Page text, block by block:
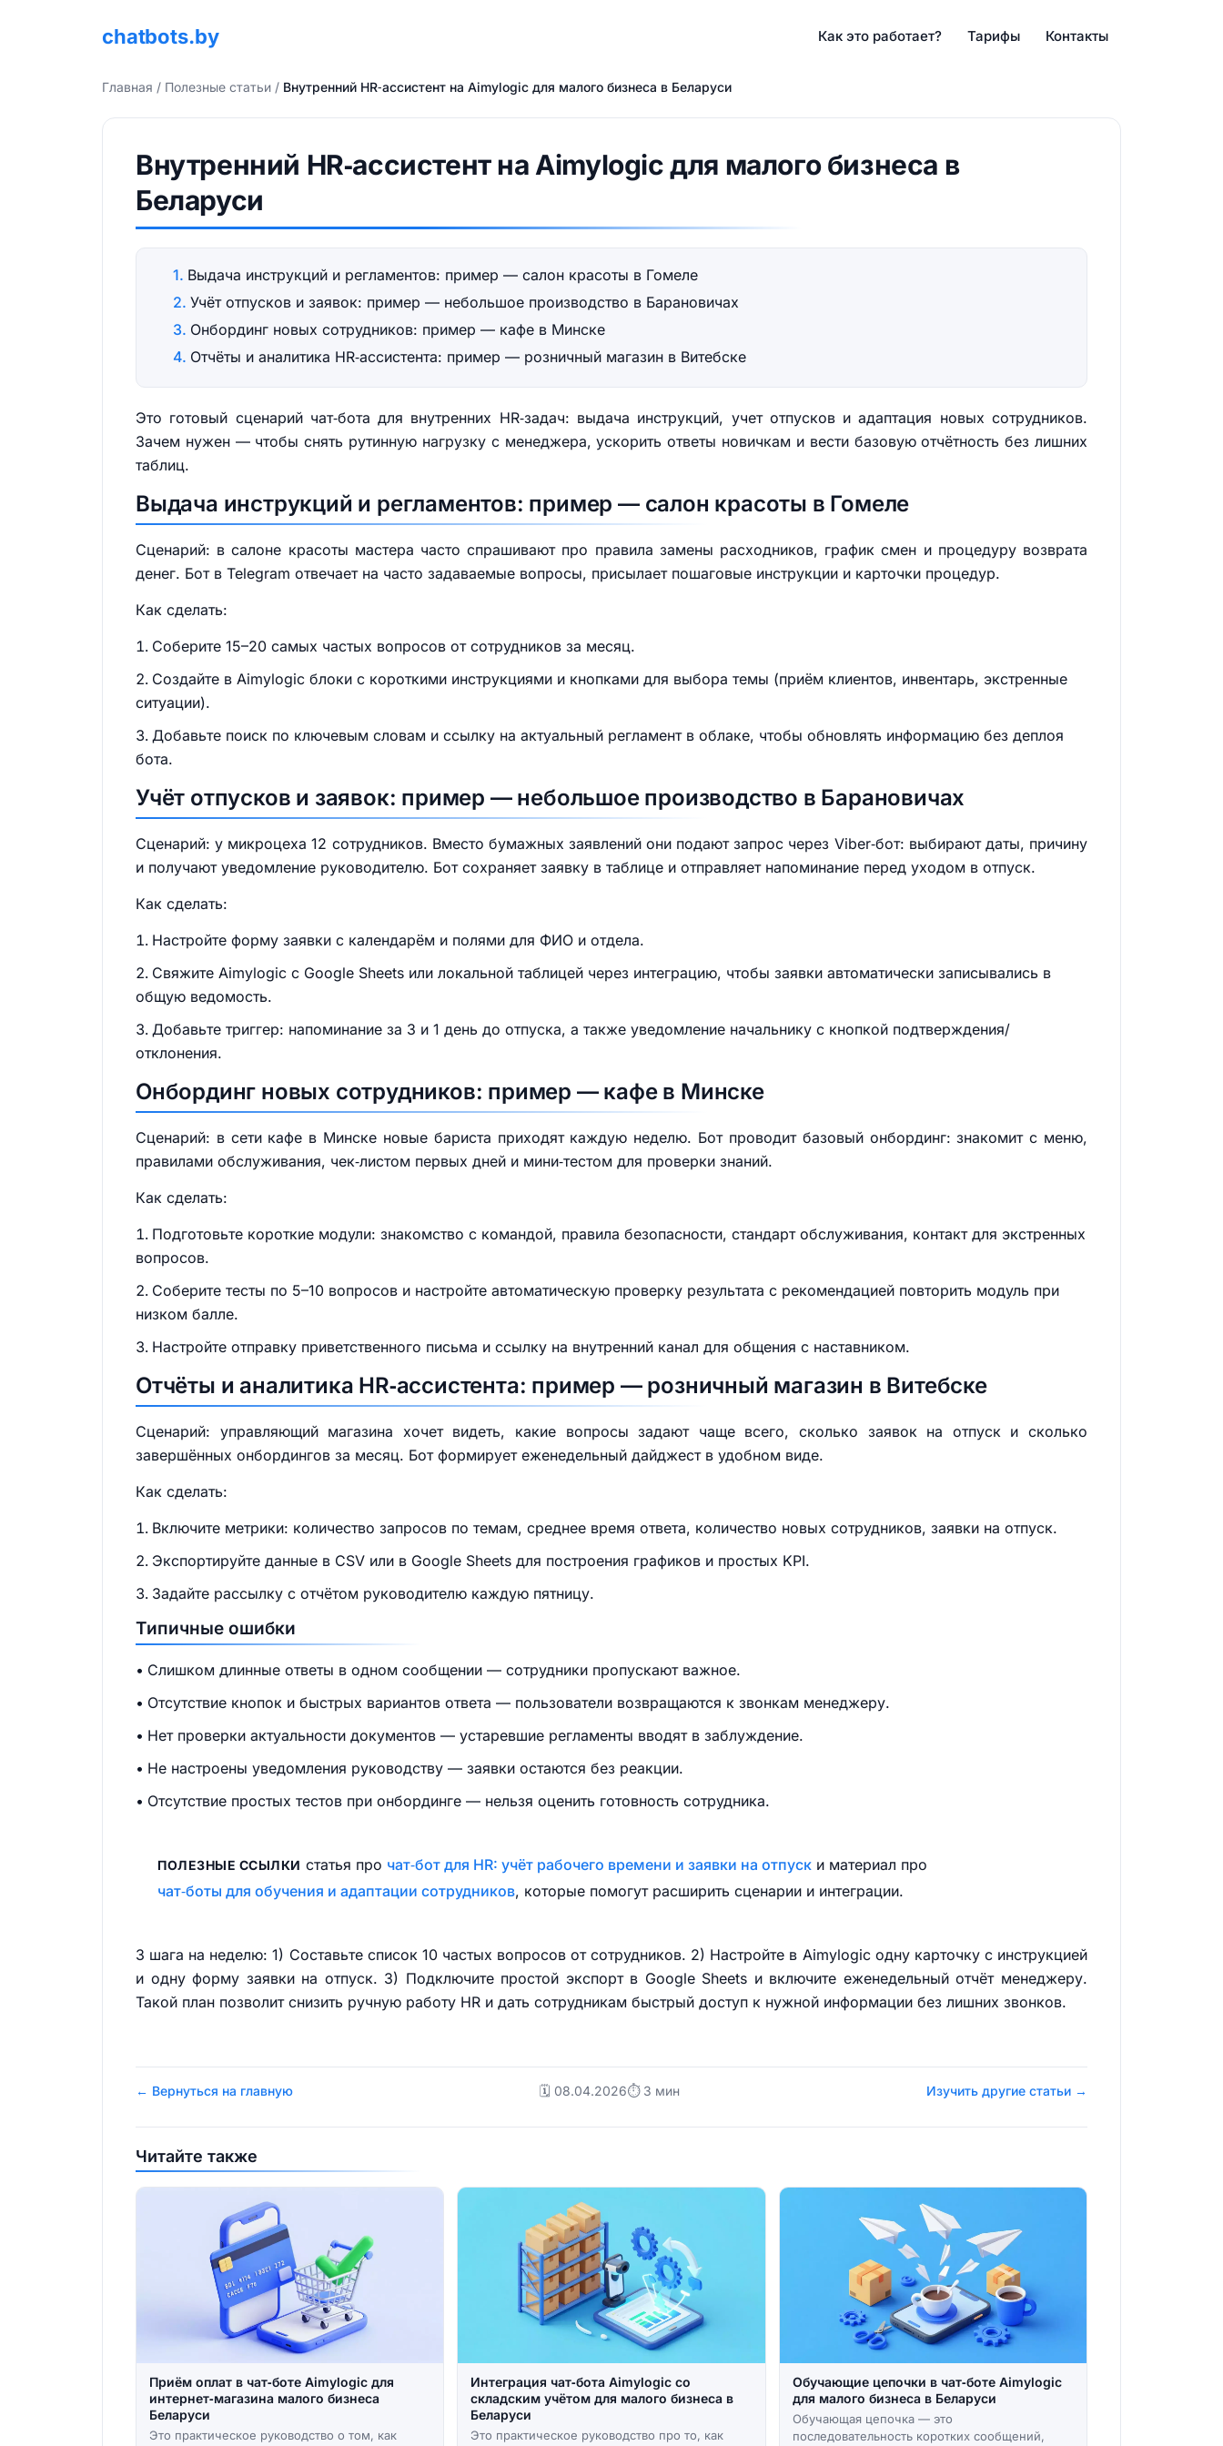
chatbots.by Как это работает? Тарифы Контакты
Главная / Полезные статьи / Внутренний HR‑ассистент на Aimylogic для малого бизнеса в Беларуси
Внутренний HR‑ассистент на Aimylogic для малого бизнеса в
Беларуси
Выдача инструкций и регламентов: пример — салон красоты в Гомеле
Учёт отпусков и заявок: пример — небольшое производство в Барановичах
Онбординг новых сотрудников: пример — кафе в Минске
Отчёты и аналитика HR‑ассистента: пример — розничный магазин в Витебске
Это готовый сценарий чат‑бота для внутренних HR‑задач: выдача инструкций, учет отпусков и адаптация новых сотрудников.
Зачем нужен — чтобы снять рутинную нагрузку с менеджера, ускорить ответы новичкам и вести базовую отчётность без лишних
таблиц.
Выдача инструкций и регламентов: пример — салон красоты в Гомеле
Сценарий: в салоне красоты мастера часто спрашивают про правила замены расходников, график смен и процедуру возврата
денег. Бот в Telegram отвечает на часто задаваемые вопросы, присылает пошаговые инструкции и карточки процедур.
Как сделать:
Соберите 15–20 самых частых вопросов от сотрудников за месяц.
Создайте в Aimylogic блоки с короткими инструкциями и кнопками для выбора темы (приём клиентов, инвентарь, экстренные
ситуации).
Добавьте поиск по ключевым словам и ссылку на актуальный регламент в облаке, чтобы обновлять информацию без деплоя
бота.
Учёт отпусков и заявок: пример — небольшое производство в Барановичах
Сценарий: у микроцеха 12 сотрудников. Вместо бумажных заявлений они подают запрос через Viber‑бот: выбирают даты, причину
и получают уведомление руководителю. Бот сохраняет заявку в таблице и отправляет напоминание перед уходом в отпуск.
Как сделать:
Настройте форму заявки с календарём и полями для ФИО и отдела.
Свяжите Aimylogic с Google Sheets или локальной таблицей через интеграцию, чтобы заявки автоматически записывались в
общую ведомость.
Добавьте триггер: напоминание за 3 и 1 день до отпуска, а также уведомление начальнику с кнопкой подтверждения/
отклонения.
Онбординг новых сотрудников: пример — кафе в Минске
Сценарий: в сети кафе в Минске новые бариста приходят каждую неделю. Бот проводит базовый онбординг: знакомит с меню,
правилами обслуживания, чек‑листом первых дней и мини‑тестом для проверки знаний.
Как сделать:
Подготовьте короткие модули: знакомство с командой, правила безопасности, стандарт обслуживания, контакт для экстренных
вопросов.
Соберите тесты по 5–10 вопросов и настройте автоматическую проверку результата с рекомендацией повторить модуль при
низком балле.
Настройте отправку приветственного письма и ссылку на внутренний канал для общения с наставником.
Отчёты и аналитика HR‑ассистента: пример — розничный магазин в Витебске
Сценарий: управляющий магазина хочет видеть, какие вопросы задают чаще всего, сколько заявок на отпуск и сколько
завершённых онбордингов за месяц. Бот формирует еженедельный дайджест в удобном виде.
Как сделать:
Включите метрики: количество запросов по темам, среднее время ответа, количество новых сотрудников, заявки на отпуск.
Экспортируйте данные в CSV или в Google Sheets для построения графиков и простых KPI.
Задайте рассылку с отчётом руководителю каждую пятницу.
Типичные ошибки
Слишком длинные ответы в одном сообщении — сотрудники пропускают важное.
Отсутствие кнопок и быстрых вариантов ответа — пользователи возвращаются к звонкам менеджеру.
Нет проверки актуальности документов — устаревшие регламенты вводят в заблуждение.
Не настроены уведомления руководству — заявки остаются без реакции.
Отсутствие простых тестов при онбординге — нельзя оценить готовность сотрудника.
ПОЛЕЗНЫЕ ССЫЛКИ статья про чат‑бот для HR: учёт рабочего времени и заявки на отпуски материал про
чат‑боты для обучения и адаптации сотрудников, которые помогут расширить сценарии и интеграции.
3 шага на неделю: 1) Составьте список 10 частых вопросов от сотрудников. 2) Настройте в Aimylogic одну карточку с инструкцией
и одну форму заявки на отпуск. 3) Подключите простой экспорт в Google Sheets и включите еженедельный отчёт менеджеру.
Такой план позволит снизить ручную работу HR и дать сотрудникам быстрый доступ к нужной информации без лишних звонков.
← Вернуться на главную 🗓️ 08.04.2026⏱ 3 мин Изучить другие статьи →
Читайте также
Приём оплат в чат‑боте Aimylogic для
интернет‑магазина малого бизнеса
Беларуси
Это практическое руководство о том, как
Интеграция чат‑бота Aimylogic со
складским учётом для малого бизнеса в
Беларуси
Это практическое руководство про то, как
Обучающие цепочки в чат‑боте Aimylogic
для малого бизнеса в Беларуси
Обучающая цепочка — это
последовательность коротких сообщений,